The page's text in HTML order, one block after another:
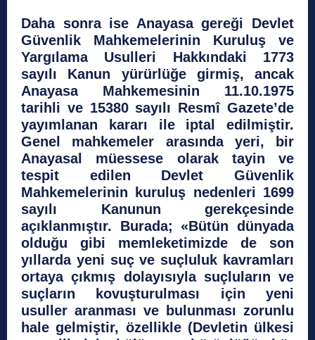
Daha sonra ise Anayasa gereği Devlet
Güvenlik Mahkemelerinin Kuruluş ve
Yargılama Usulleri Hakkındaki 1773
sayılı Kanun yürürlüğe girmiş, ancak
Anayasa Mahkemesinin 11.10.1975
tarihli ve 15380 sayılı Resmî Gazete’de
yayımlanan kararı ile iptal edilmiştir.
Genel mahkemeler arasında yeri, bir
Anayasal müessese olarak tayin ve
tespit edilen Devlet Güvenlik
Mahkemelerinin kuruluş nedenleri 1699
sayılı Kanunun gerekçesinde
açıklanmıştır. Burada; «Bütün dünyada
olduğu gibi memleketimizde de son
yıllarda yeni suç ve suçluluk kavramları
ortaya çıkmış dolayısıyla suçluların ve
suçların kovuşturulması için yeni
usuller aranması ve bulunması zorunlu
hale gelmiştir, özellikle (Devletin ülkesi